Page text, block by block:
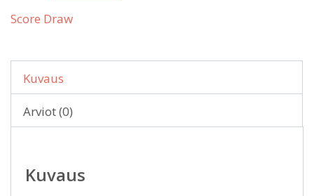
Score Draw
Kuvaus
Arviot (0)
Kuvaus